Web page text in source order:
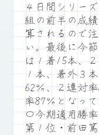
４日間シリー
組の前半の成
算されるので注
い。最後に今
は１着15本、
１本、着外３
62％、２連対
率87％とな
〇今期適用勝
第１位・前田